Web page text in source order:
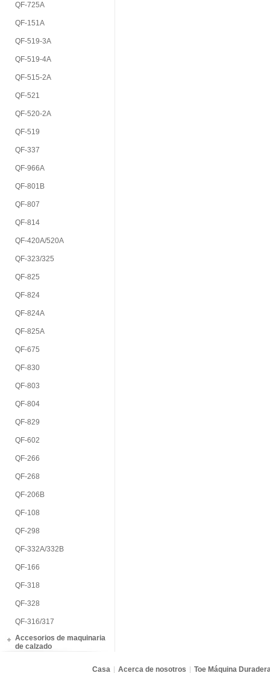
QF-725A
QF-151A
QF-519-3A
QF-519-4A
QF-515-2A
QF-521
QF-520-2A
QF-519
QF-337
QF-966A
QF-801B
QF-807
QF-814
QF-420A/520A
QF-323/325
QF-825
QF-824
QF-824A
QF-825A
QF-675
QF-830
QF-803
QF-804
QF-829
QF-602
QF-266
QF-268
QF-206B
QF-108
QF-298
QF-332A/332B
QF-166
QF-318
QF-328
QF-316/317
Accesorios de maquinaria
de calzado
Casa Acerca de nosotros
Toe Máquina